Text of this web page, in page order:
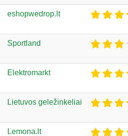
eshopwedrop.lt
Sportland
Elektromarkt
Lietuvos geležinkeliai
Lemona.lt